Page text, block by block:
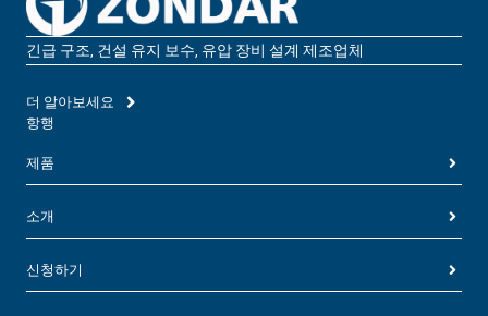
긴급 구조, 건설 유지 보수, 유압 장비 설계 제조업체
더 알아보세요
항행
제품
소개
신청하기